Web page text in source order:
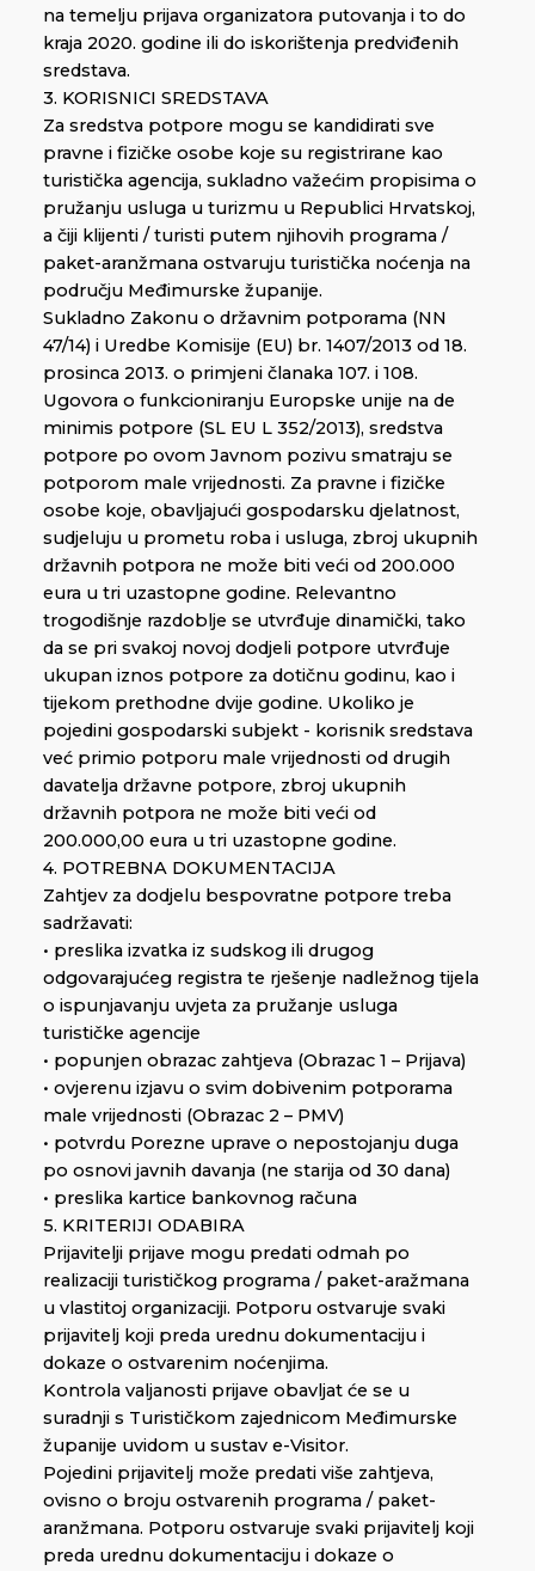
na temelju prijava organizatora putovanja i to do
kraja 2020. godine ili do iskorištenja predviđenih
sredstava.
3. KORISNICI SREDSTAVA
Za sredstva potpore mogu se kandidirati sve
pravne i fizičke osobe koje su registrirane kao
turistička agencija, sukladno važećim propisima o
pružanju usluga u turizmu u Republici Hrvatskoj,
a čiji klijenti / turisti putem njihovih programa /
paket-aranžmana ostvaruju turistička noćenja na
području Međimurske županije.
Sukladno Zakonu o državnim potporama (NN
47/14) i Uredbe Komisije (EU) br. 1407/2013 od 18.
prosinca 2013. o primjeni članaka 107. i 108.
Ugovora o funkcioniranju Europske unije na de
minimis potpore (SL EU L 352/2013), sredstva
potpore po ovom Javnom pozivu smatraju se
potporom male vrijednosti. Za pravne i fizičke
osobe koje, obavljajući gospodarsku djelatnost,
sudjeluju u prometu roba i usluga, zbroj ukupnih
državnih potpora ne može biti veći od 200.000
eura u tri uzastopne godine. Relevantno
trogodišnje razdoblje se utvrđuje dinamički, tako
da se pri svakoj novoj dodjeli potpore utvrđuje
ukupan iznos potpore za dotičnu godinu, kao i
tijekom prethodne dvije godine. Ukoliko je
pojedini gospodarski subjekt - korisnik sredstava
već primio potporu male vrijednosti od drugih
davatelja državne potpore, zbroj ukupnih
državnih potpora ne može biti veći od
200.000,00 eura u tri uzastopne godine.
4. POTREBNA DOKUMENTACIJA
Zahtjev za dodjelu bespovratne potpore treba
sadržavati:
• preslika izvatka iz sudskog ili drugog
odgovarajućeg registra te rješenje nadležnog tijela
o ispunjavanju uvjeta za pružanje usluga
turističke agencije
• popunjen obrazac zahtjeva (Obrazac 1 – Prijava)
• ovjerenu izjavu o svim dobivenim potporama
male vrijednosti (Obrazac 2 – PMV)
• potvrdu Porezne uprave o nepostojanju duga
po osnovi javnih davanja (ne starija od 30 dana)
• preslika kartice bankovnog računa
5. KRITERIJI ODABIRA
Prijavitelji prijave mogu predati odmah po
realizaciji turističkog programa / paket-aražmana
u vlastitoj organizaciji. Potporu ostvaruje svaki
prijavitelj koji preda urednu dokumentaciju i
dokaze o ostvarenim noćenjima.
Kontrola valjanosti prijave obavljat će se u
suradnji s Turističkom zajednicom Međimurske
županije uvidom u sustav e-Visitor.
Pojedini prijavitelj može predati više zahtjeva,
ovisno o broju ostvarenih programa / paket-
aranžmana. Potporu ostvaruje svaki prijavitelj koji
preda urednu dokumentaciju i dokaze o